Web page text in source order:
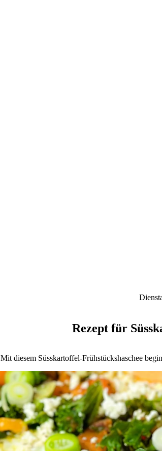
Rezept für
Mit diesem Süsskartoffel-Frühstückshaschee